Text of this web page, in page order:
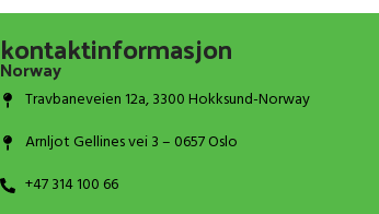
kontaktinformasjon
Norway
Travbaneveien 12a, 3300 Hokksund-Norway
Arnljot Gellines vei 3 – 0657 Oslo
+47 314 100 66